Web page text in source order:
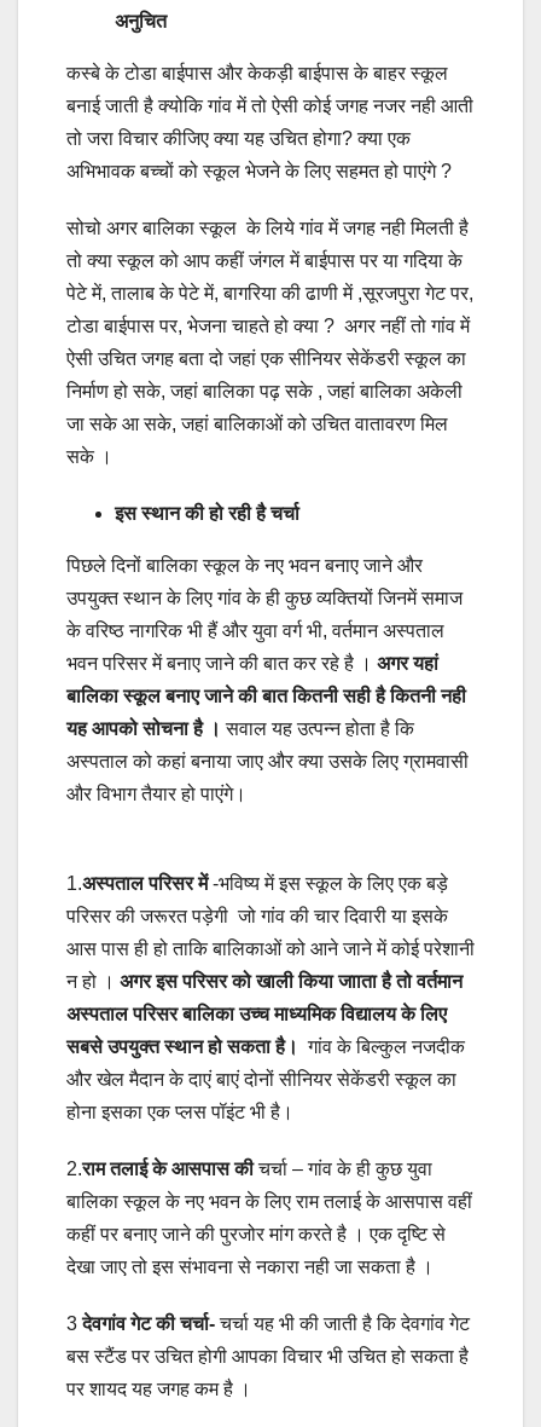
अनुचित
कस्बे के टोडा बाईपास और केकड़ी बाईपास के बाहर स्कूल
बनाई जाती है क्योकि गांव में तो ऐसी कोई जगह नजर नही आती
तो जरा विचार कीजिए क्या यह उचित होगा? क्या एक
अभिभावक बच्चों को स्कूल भेजने के लिए सहमत हो पाएंगे ?
सोचो अगर बालिका स्कूल के लिये गांव में जगह नही मिलती है
तो क्या स्कूल को आप कहीं जंगल में बाईपास पर या गदिया के
पेटे में, तालाब के पेटे में, बागरिया की ढाणी में ,सूरजपुरा गेट पर,
टोडा बाईपास पर, भेजना चाहते हो क्या ? अगर नहीं तो गांव में
ऐसी उचित जगह बता दो जहां एक सीनियर सेकेंडरी स्कूल का
निर्माण हो सके, जहां बालिका पढ़ सके , जहां बालिका अकेली
जा सके आ सके, जहां बालिकाओं को उचित वातावरण मिल
सके ।
इस स्थान की हो रही है चर्चा
पिछले दिनों बालिका स्कूल के नए भवन बनाए जाने और
उपयुक्त स्थान के लिए गांव के ही कुछ व्यक्तियों जिनमें समाज
के वरिष्ठ नागरिक भी हैं और युवा वर्ग भी, वर्तमान अस्पताल
भवन परिसर में बनाए जाने की बात कर रहे है । अगर यहां
बालिका स्कूल बनाए जाने की बात कितनी सही है कितनी नही
यह आपको सोचना है । सवाल यह उत्पन्न होता है कि
अस्पताल को कहां बनाया जाए और क्या उसके लिए ग्रामवासी
और विभाग तैयार हो पाएंगे।
1.अस्पताल परिसर में-भविष्य में इस स्कूल के लिए एक बड़े
परिसर की जरूरत पड़ेगी जो गांव की चार दिवारी या इसके
आस पास ही हो ताकि बालिकाओं को आने जाने में कोई परेशानी
न हो । अगर इस परिसर को खाली किया जााता है तो वर्तमान
अस्पताल परिसर बालिका उच्च माध्यमिक विद्यालय के लिए
सबसे उपयुक्त स्थान हो सकता है।गांव के बिल्कुल नजदीक
और खेल मैदान के दाएं बाएं दोनों सीनियर सेकेंडरी स्कूल का
होना इसका एक प्लस पॉइंट भी है।
2.राम तलाई के आसपास कीचर्चा – गांव के ही कुछ युवा
बालिका स्कूल के नए भवन के लिए राम तलाई के आसपास वहीं
कहीं पर बनाए जाने की पुरजोर मांग करते है । एक दृष्टि से
देखा जाए तो इस संभावना से नकारा नही जा सकता है ।
3देवगांव गेट की चर्चा-चर्चा यह भी की जाती है कि देवगांव गेट
बस स्टैंड पर उचित होगी आपका विचार भी उचित हो सकता है
पर शायद यह जगह कम है ।